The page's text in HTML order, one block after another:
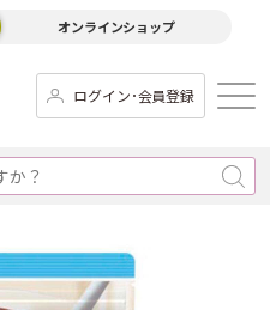
オンラインショップ
ログイン･会員登録